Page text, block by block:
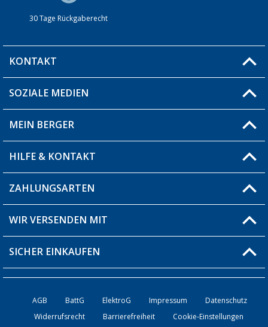
30 Tage Rückgaberecht
KONTAKT
Du hast eine Frage?
Filiale finden
SOZIALE MEDIEN
MEIN BERGER
Blog
Produkttester
Über uns
HILFE & KONTAKT
Fragen & Antworten / FAQ
Versandinformationen
Bestellstatus
Kontakt
ZAHLUNGSARTEN
WIR VERSENDEN MIT
SICHER EINKAUFEN
AGB BattG ElektroG Impressum
Datenschutz
Widerrufsrecht
Barrierefreiheit Cookie-Einstellungen